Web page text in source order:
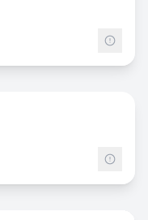
10
17